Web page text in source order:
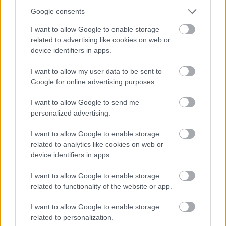
Google consents
I want to allow Google to enable storage
related to advertising like cookies on web or
device identifiers in apps.
I want to allow my user data to be sent to
Google for online advertising purposes.
I want to allow Google to send me
personalized advertising.
I want to allow Google to enable storage
related to analytics like cookies on web or
device identifiers in apps.
I want to allow Google to enable storage
related to functionality of the website or app.
I want to allow Google to enable storage
related to personalization.
Nem csoda, hogy az immáron 63 éves
Dr. Elizabeth Lambaer-t sokan
vádolják azzal, hogy mesébe illő,
fiatalos alakját és vonásait plasztikai
sebészek munkájának köszönheti.
Valóban letagadhatna 30 évet, és
elmondása alapján nem csak a teste
néz ki úgy, mintha épp csak átlépte
volna a harmadik X-et: úgy is érzi
magát!